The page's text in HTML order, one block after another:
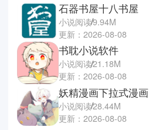
石器书屋十八书屋
小说阅读9.94M
更新：2026-08-08
书耽小说软件
小说阅读21.18M
更新：2026-08-08
妖精漫画下拉式漫画
小说阅读28.44M
更新：2026-08-08